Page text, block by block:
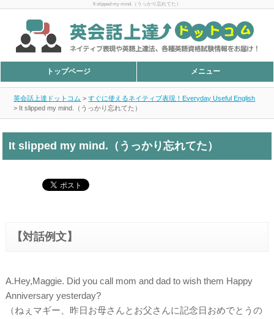
It slipped my mind.（うっかり忘れてた）
トップページ メニュー
英会話上達ドットコム >すぐに使えるネイティブ表現！Everyday Useful English
> It slipped my mind.（うっかり忘れてた）
It slipped my mind.（うっかり忘れてた）
【対話例文】
A.Hey,Maggie. Did you call mom and dad to wish them Happy
Anniversary yesterday?
（ねぇマギー、昨日お母さんとお父さんに記念日おめでとうの